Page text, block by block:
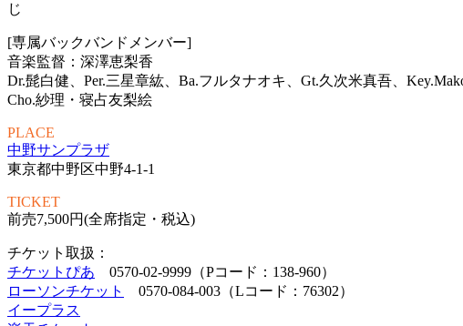
じ
[専属バックバンドメンバー]
音楽監督：深澤恵梨香
Dr.髭白健、Per.三星章紘、Ba.フルタナオキ、Gt.久次米真吾、
Cho.紗理・寝占友梨絵
PLACE
中野サンプラザ
東京都中野区中野4-1-1
TICKET
前売7,500円(全席指定・税込)
チケット取扱：
チケットぴあ 0570-02-9999（Pコード：138-960）
ローソンチケット
0570-084-003（Lコード：76302）
イープラス